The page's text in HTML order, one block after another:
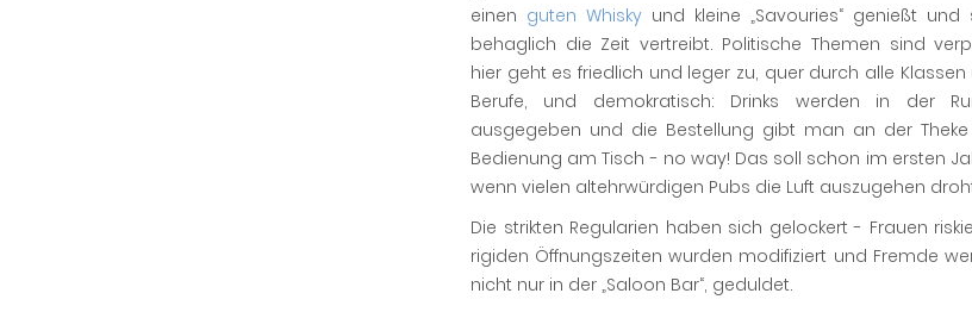
einen guten Whisky und kleine „Savouries“ genießt und
behaglich die Zeit vertreibt. Politische Themen sind
hier geht es friedlich und leger zu, quer durch alle Klassen
Berufe, und demokratisch: Drinks werden in der
ausgegeben und die Bestellung gibt man an der
Bedienung am Tisch - no way! Das soll schon im ersten
wenn vielen altehrwürdigen Pubs die Luft auszugehen
Die strikten Regularien haben sich gelockert - Frauen
rigiden Öffnungszeiten wurden modifiziert und Fremde
nicht nur in der „Saloon Bar“, geduldet.